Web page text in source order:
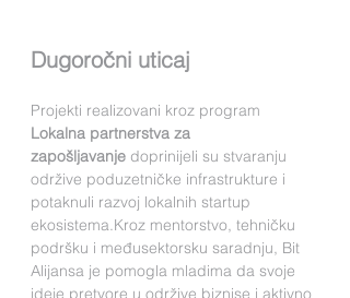
Dugoročni uticaj
Projekti realizovani kroz program
Lokalna partnerstva za
zapošljavanje doprinijeli su stvaranju
održive poduzetničke infrastrukture i
potaknuli razvoj lokalnih startup
ekosistema.Kroz mentorstvo, tehničku
podršku i međusektorsku saradnju, Bit
Alijansa je pomogla mladima da svoje
ideje pretvore u održive biznise i aktivno